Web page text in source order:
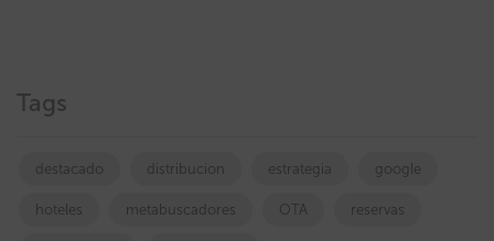
Tags
destacado distribucion estrategia google
hoteles metabuscadores OTA reservas